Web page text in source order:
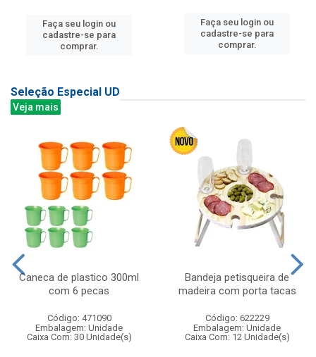
Faça seu login ou
cadastre-se para
comprar.
Faça seu login ou
cadastre-se para
comprar.
Seleção Especial UD
Veja mais
Caneca de plastico 300ml
com 6 pecas
Código: 471090
Embalagem: Unidade
Caixa Com: 30 Unidade(s)
Bandeja petisqueira de
madeira com porta tacas
Código: 622229
Embalagem: Unidade
Caixa Com: 12 Unidade(s)